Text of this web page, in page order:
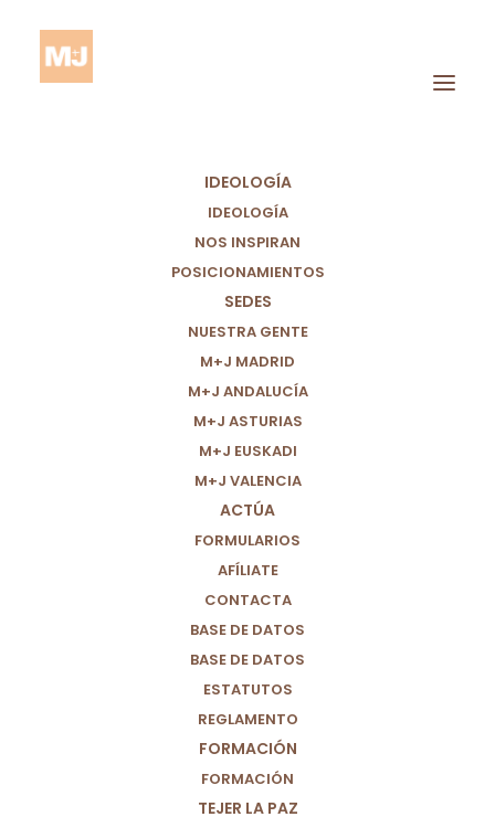
IDEOLOGÍA
IDEOLOGÍA
NOS INSPIRAN
POSICIONAMIENTOS
SEDES
NUESTRA GENTE
M+J MADRID
M+J ANDALUCÍA
M+J ASTURIAS
M+J EUSKADI
M+J VALENCIA
ACTÚA
FORMULARIOS
AFÍLIATE
CONTACTA
BASE DE DATOS
BASE DE DATOS
ESTATUTOS
REGLAMENTO
FORMACIÓN
FORMACIÓN
TEJER LA PAZ
Colegiación